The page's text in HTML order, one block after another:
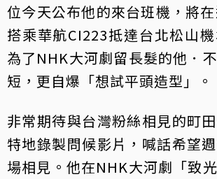
位今天公布他的來台班機，將在
搭乘華航CI223抵達台北松山
為了NHK大河劇留長髮的他．
短，更自爆「想試平頭造型」。
非常期待與台灣粉絲相見的町
特地錄製問候影片，喊話希望
場相見。他在NHK大河劇「致